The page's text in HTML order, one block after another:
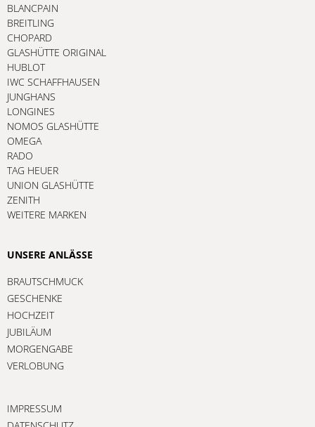
BLANCPAIN
BREITLING
CHOPARD
GLASHÜTTE ORIGINAL
HUBLOT
IWC SCHAFFHAUSEN
JUNGHANS
LONGINES
NOMOS GLASHÜTTE
OMEGA
RADO
TAG HEUER
UNION GLASHÜTTE
ZENITH
WEITERE MARKEN
UNSERE ANLÄSSE
BRAUTSCHMUCK
GESCHENKE
HOCHZEIT
JUBILÄUM
MORGENGABE
VERLOBUNG
IMPRESSUM